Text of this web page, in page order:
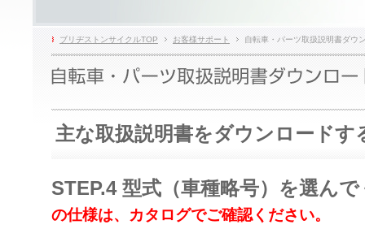
ブリヂストンサイクルTOP お客様サポート 自転車・パーツ取扱説明書ダウ
主な取扱説明書をダウンロード
STEP.4 型式（車種略号）を選ん
の仕様は、カタログでご確認ください。